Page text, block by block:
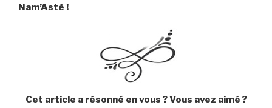
Nam’Asté !
Cet article a résonné en vous ? Vous avez aimé ?